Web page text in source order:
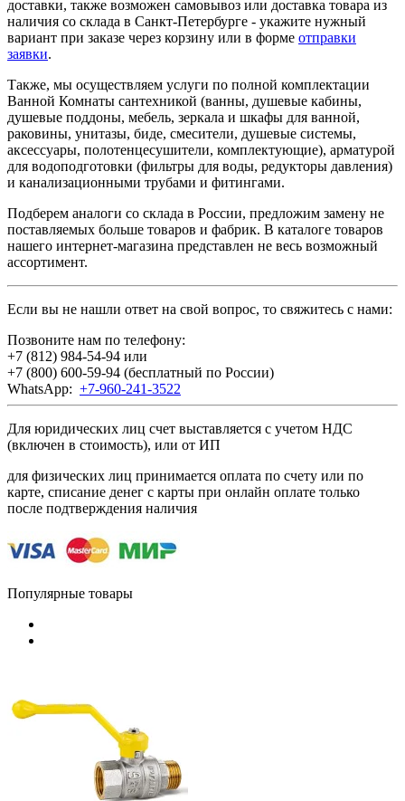
доставки, также возможен самовывоз или доставка товара из
наличия со склада в Санкт-Петербурге - укажите нужный
вариант при заказе через корзину или в форме отправки
заявки.
Также, мы осуществляем услуги по полной комплектации
Ванной Комнаты сантехникой (ванны, душевые кабины,
душевые поддоны, мебель, зеркала и шкафы для ванной,
раковины, унитазы, биде, смесители, душевые системы,
аксессуары, полотенцесушители, комплектующие), арматурой
для водоподготовки (фильтры для воды, редукторы давления)
и канализационными трубами и фитингами.
Подберем аналоги со склада в России, предложим замену не
поставляемых больше товаров и фабрик. В каталоге товаров
нашего интернет-магазина представлен не весь возможный
ассортимент.
Если вы не нашли ответ на свой вопрос, то свяжитесь с нами:
Позвоните нам по телефону:
+7 (812) 984-54-94 или
+7 (800) 600-59-94 (бесплатный по России)
WhatsApp: +7-960-241-3522
Для юридических лиц счет выставляется с учетом НДС
(включен в стоимость), или от ИП
для физических лиц принимается оплата по счету или по
карте, списание денег с карты при онлайн оплате только
после подтверждения наличия
Популярные товары